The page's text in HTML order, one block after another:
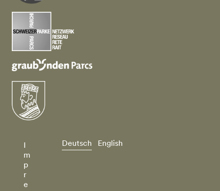
I
m
p
r
e
Deutsch English